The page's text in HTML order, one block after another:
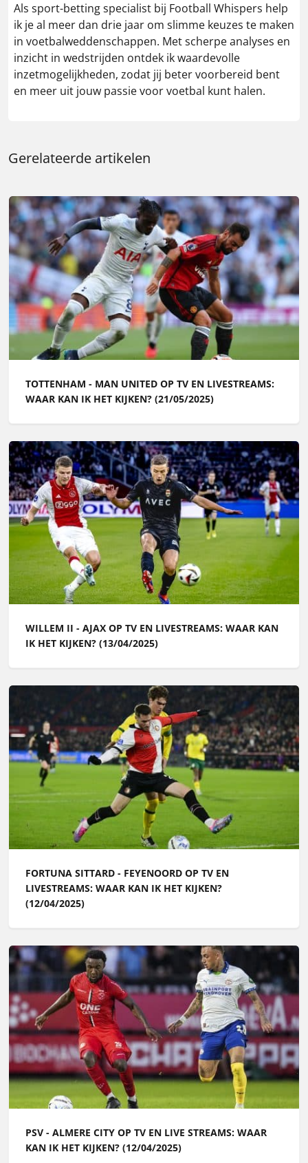
Als sport-betting specialist bij Football Whispers help
ik je al meer dan drie jaar om slimme keuzes te maken
in voetbalweddenschappen. Met scherpe analyses en
inzicht in wedstrijden ontdek ik waardevolle
inzetmogelijkheden, zodat jij beter voorbereid bent
en meer uit jouw passie voor voetbal kunt halen.
Gerelateerde artikelen
TOTTENHAM - MAN UNITED OP TV EN LIVESTREAMS:
WAAR KAN IK HET KIJKEN? (21/05/2025)
WILLEM II - AJAX OP TV EN LIVESTREAMS: WAAR KAN
IK HET KIJKEN? (13/04/2025)
FORTUNA SITTARD - FEYENOORD OP TV EN
LIVESTREAMS: WAAR KAN IK HET KIJKEN?
(12/04/2025)
PSV - ALMERE CITY OP TV EN LIVE STREAMS: WAAR
KAN IK HET KIJKEN? (12/04/2025)